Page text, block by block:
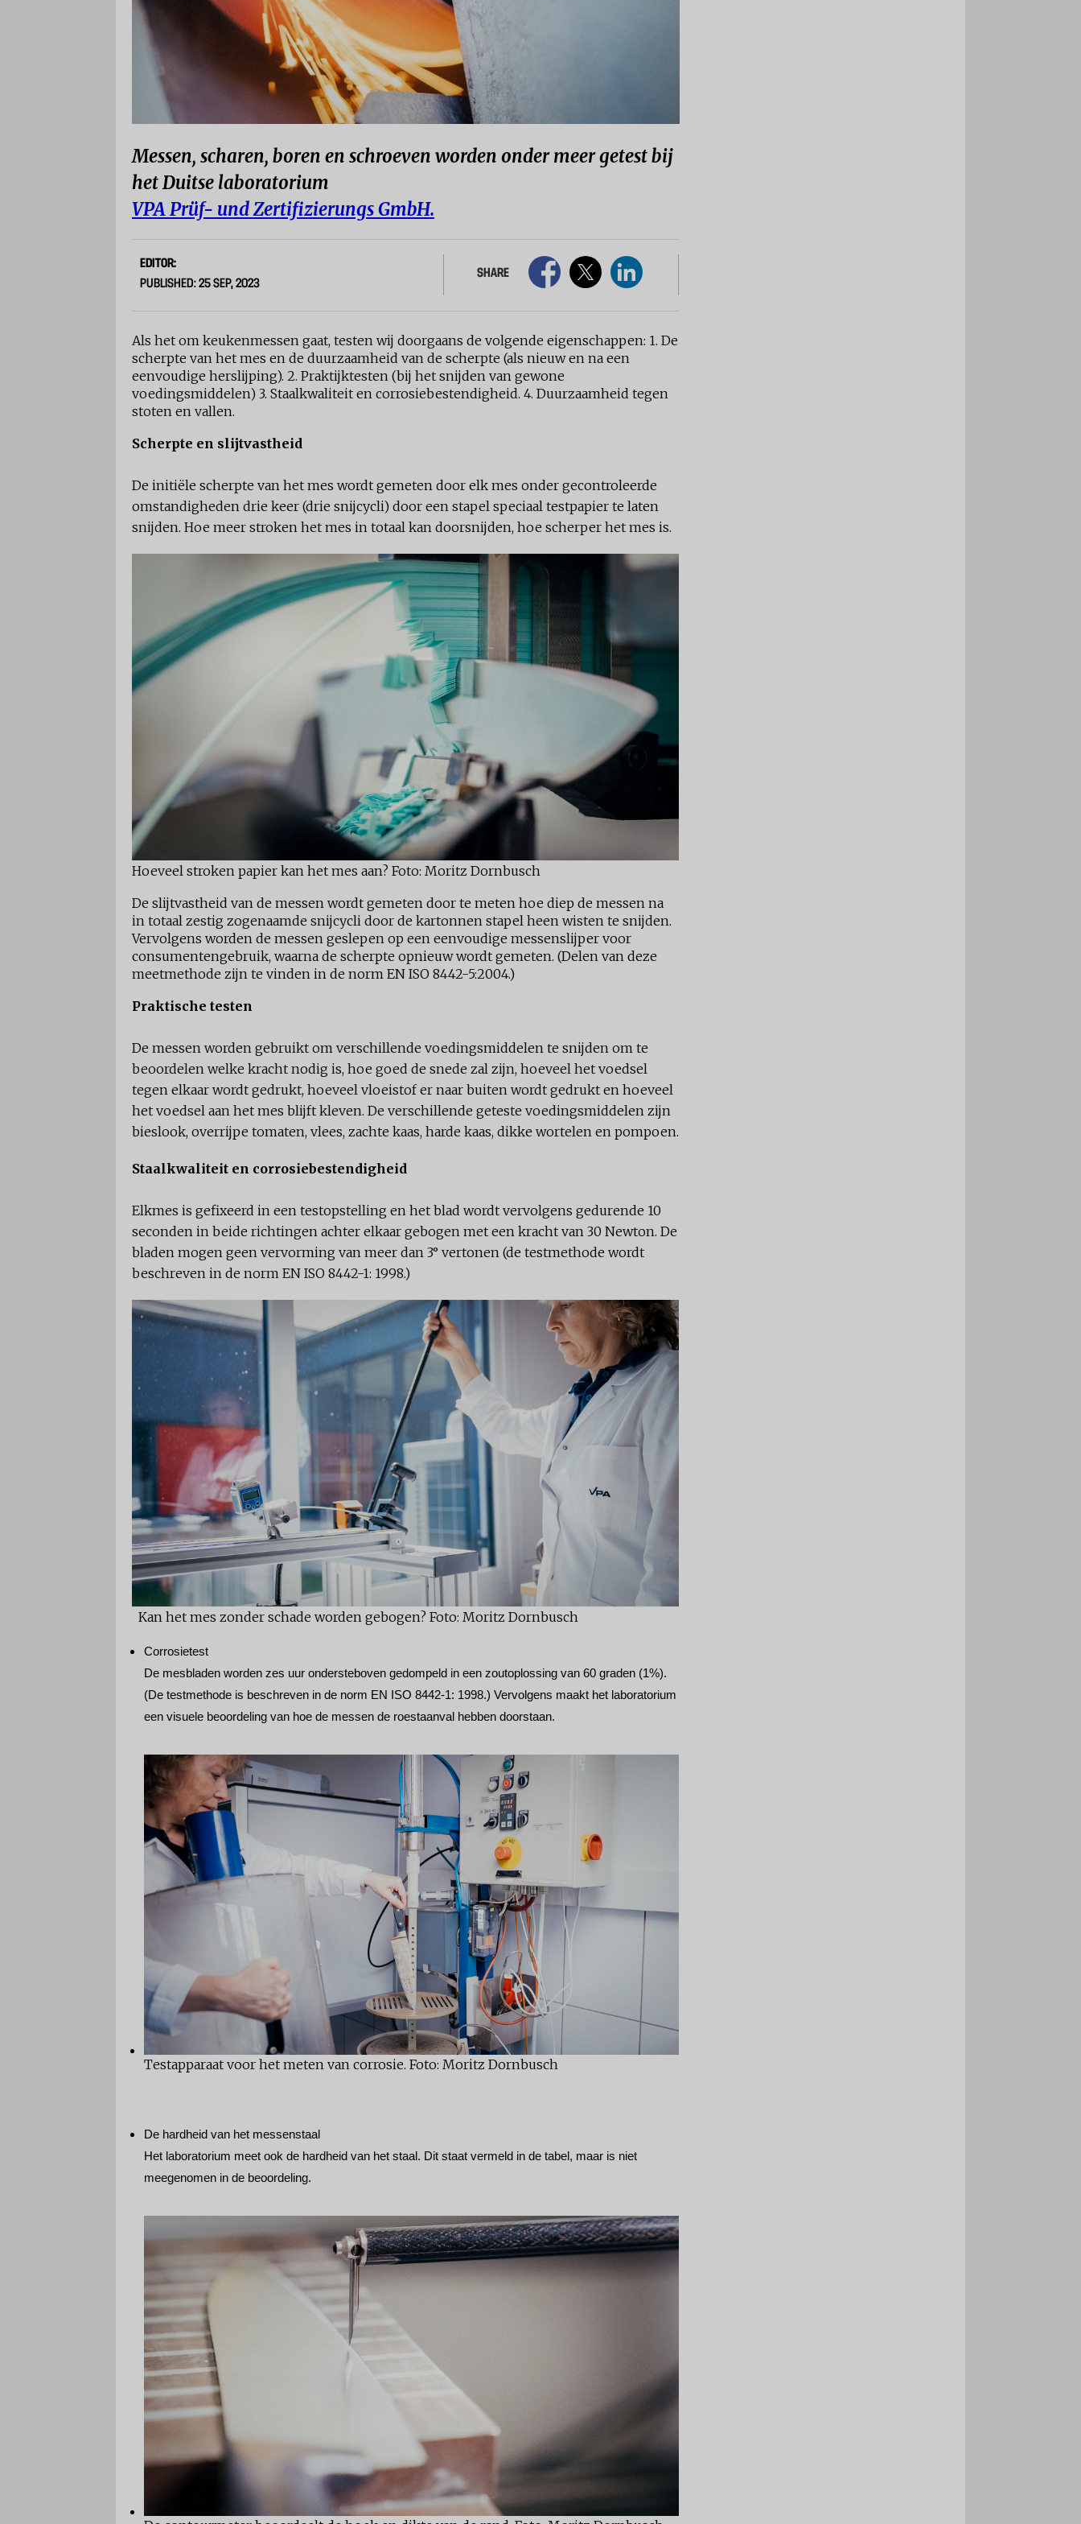
Messen, scharen, boren en schroeven worden onder meer getest bij
het Duitse laboratorium
VPA Prüf- und Zertifizierungs GmbH.
EDITOR:
PUBLISHED: 25 SEP, 2023
SHARE
Als het om keukenmessen gaat, testen wij doorgaans de volgende eigenschappen: 1. De
scherpte van het mes en de duurzaamheid van de scherpte (als nieuw en na een
eenvoudige herslijping). 2. Praktijktesten (bij het snijden van gewone
voedingsmiddelen) 3. Staalkwaliteit en corrosiebestendigheid. 4. Duurzaamheid tegen
stoten en vallen.
Scherpte en slijtvastheid
De initiële scherpte van het mes wordt gemeten door elk mes onder gecontroleerde
omstandigheden drie keer (drie snijcycli) door een stapel speciaal testpapier te laten
snijden. Hoe meer stroken het mes in totaal kan doorsnijden, hoe scherper het mes is.
Hoeveel stroken papier kan het mes aan? Foto: Moritz Dornbusch
De slijtvastheid van de messen wordt gemeten door te meten hoe diep de messen na
in totaal zestig zogenaamde snijcycli door de kartonnen stapel heen wisten te snijden.
Vervolgens worden de messen geslepen op een eenvoudige messenslijper voor
consumentengebruik, waarna de scherpte opnieuw wordt gemeten. (Delen van deze
meetmethode zijn te vinden in de norm EN ISO 8442-5:2004.)
Praktische testen
De messen worden gebruikt om verschillende voedingsmiddelen te snijden om te
beoordelen welke kracht nodig is, hoe goed de snede zal zijn, hoeveel het voedsel
tegen elkaar wordt gedrukt, hoeveel vloeistof er naar buiten wordt gedrukt en hoeveel
het voedsel aan het mes blijft kleven. De verschillende geteste voedingsmiddelen zijn
bieslook, overrijpe tomaten, vlees, zachte kaas, harde kaas, dikke wortelen en pompoen.
Staalkwaliteit en corrosiebestendigheid
Elkmes is gefixeerd in een testopstelling en het blad wordt vervolgens gedurende 10
seconden in beide richtingen achter elkaar gebogen met een kracht van 30 Newton. De
bladen mogen geen vervorming van meer dan 3° vertonen (de testmethode wordt
beschreven in de norm EN ISO 8442-1: 1998.)
Kan het mes zonder schade worden gebogen? Foto: Moritz Dornbusch
Corrosietest
De mesbladen worden zes uur ondersteboven gedompeld in een zoutoplossing van 60 graden (1%).
(De testmethode is beschreven in de norm EN ISO 8442-1: 1998.) Vervolgens maakt het laboratorium
een ​​visuele beoordeling van hoe de messen de roestaanval hebben doorstaan.
Testapparaat voor het meten van corrosie. Foto: Moritz Dornbusch
De hardheid van het messenstaal
Het laboratorium meet ook de hardheid van het staal. Dit staat vermeld in de tabel, maar is niet
meegenomen in de beoordeling.